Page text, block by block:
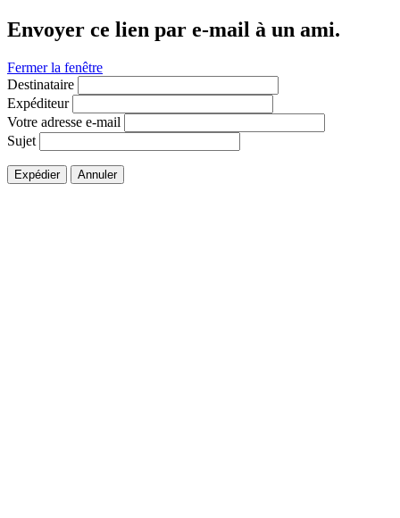
Envoyer ce lien par e-mail à un ami.
Fermer la fenêtre
Destinataire
Expéditeur
Votre adresse e-mail
Sujet
Expédier Annuler